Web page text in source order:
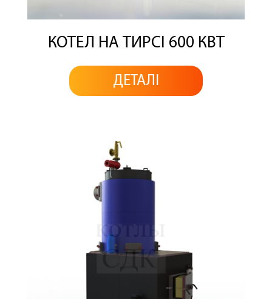
КОТЕЛ НА ТИРСІ 600 КВТ
ДЕТАЛІ